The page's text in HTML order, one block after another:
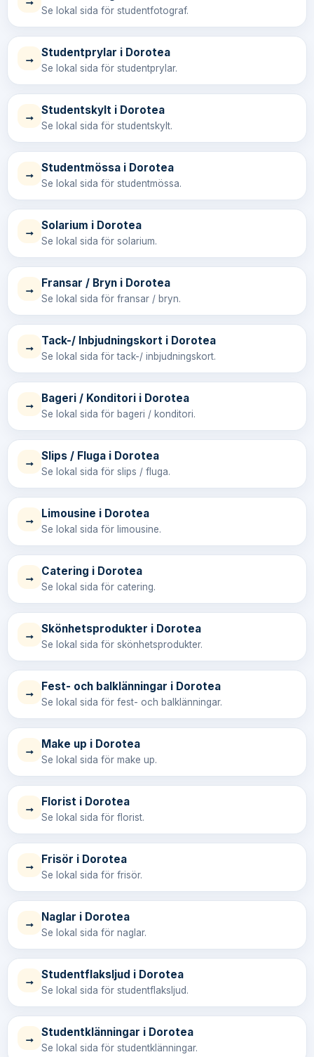
Se lokal sida för studentfotograf.
→ Studentprylar i Dorotea
Se lokal sida för studentprylar.
→ Studentskylt i Dorotea
Se lokal sida för studentskylt.
→ Studentmössa i Dorotea
Se lokal sida för studentmössa.
→ Solarium i Dorotea
Se lokal sida för solarium.
→ Fransar / Bryn i Dorotea
Se lokal sida för fransar / bryn.
→ Tack-/ Inbjudningskort i Dorotea
Se lokal sida för tack-/ inbjudningskort.
→ Bageri / Konditori i Dorotea
Se lokal sida för bageri / konditori.
→ Slips / Fluga i Dorotea
Se lokal sida för slips / fluga.
→ Limousine i Dorotea
Se lokal sida för limousine.
→ Catering i Dorotea
Se lokal sida för catering.
→ Skönhetsprodukter i Dorotea
Se lokal sida för skönhetsprodukter.
→ Fest- och balklänningar i Dorotea
Se lokal sida för fest- och balklänningar.
→ Make up i Dorotea
Se lokal sida för make up.
→ Florist i Dorotea
Se lokal sida för florist.
→ Frisör i Dorotea
Se lokal sida för frisör.
→ Naglar i Dorotea
Se lokal sida för naglar.
→ Studentflaksljud i Dorotea
Se lokal sida för studentflaksljud.
→ Studentklänningar i Dorotea
Se lokal sida för studentklänningar.